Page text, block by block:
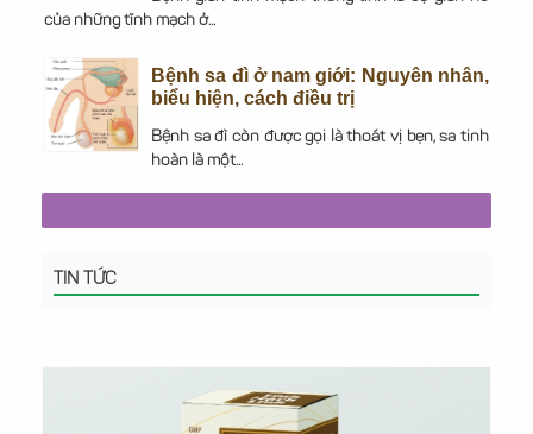
của những tĩnh mạch ở...
Bệnh sa đì ở nam giới: Nguyên nhân,
biểu hiện, cách điều trị
Bệnh sa đì còn được gọi là thoát vị bẹn, sa tinh
hoàn là một...
TIN TỨC